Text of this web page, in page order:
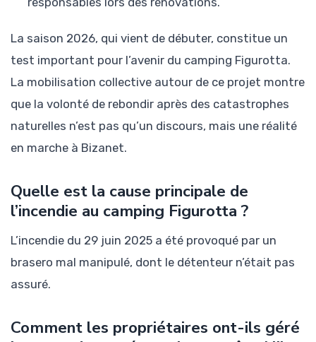
La saison 2026, qui vient de débuter, constitue un
test important pour l’avenir du camping Figurotta.
La mobilisation collective autour de ce projet montre
que la volonté de rebondir après des catastrophes
naturelles n’est pas qu’un discours, mais une réalité
en marche à Bizanet.
Quelle est la cause principale de
l’incendie au camping Figurotta ?
L’incendie du 29 juin 2025 a été provoqué par un
brasero mal manipulé, dont le détenteur n’était pas
assuré.
Comment les propriétaires ont-ils géré